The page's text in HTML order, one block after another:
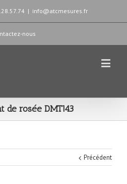
| info@atcmesures.fr
nous
de rosée DMT143
Précédent